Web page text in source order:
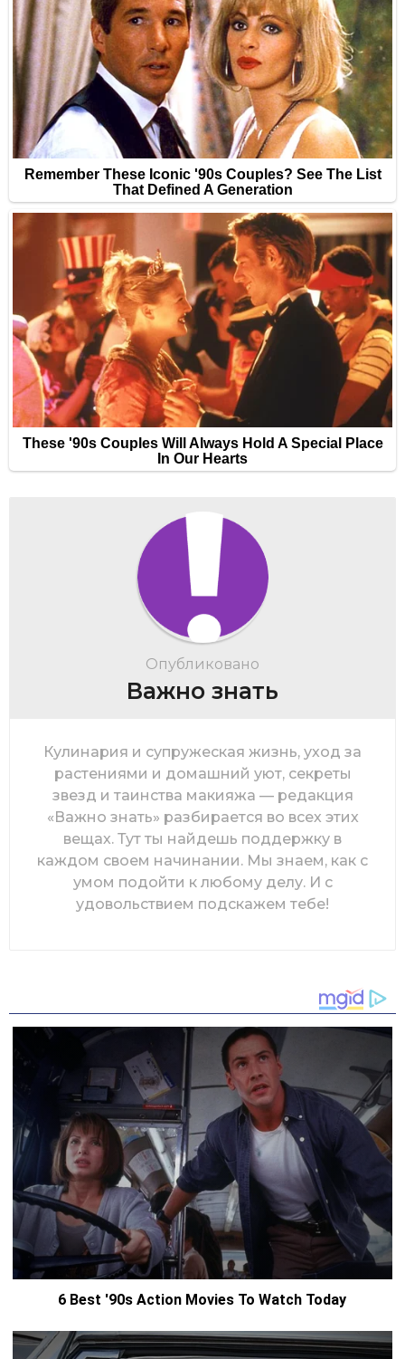
Опубликовано
Важно знать
Кулинария и супружеская жизнь, уход за
растениями и домашний уют, секреты
звезд и таинства макияжа — редакция
«Важно знать» разбирается во всех этих
вещах. Тут ты найдешь поддержку в
каждом своем начинании. Мы знаем, как с
умом подойти к любому делу. И с
удовольствием подскажем тебе!